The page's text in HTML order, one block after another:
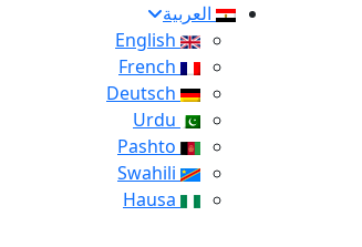
العربية